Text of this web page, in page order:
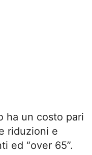
ha un costo pari
riduzioni e
ed “over 65”.